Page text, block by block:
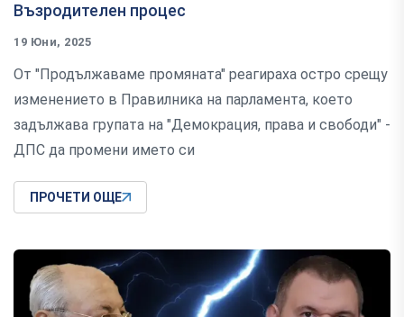
Възродителен процес
19 Юни, 2025
От "Продължаваме промяната" реагираха остро срещу
изменението в Правилника на парламента, което
задължава групата на "Демокрация, права и свободи" -
ДПС да промени името си
ПРОЧЕТИ ОЩЕ